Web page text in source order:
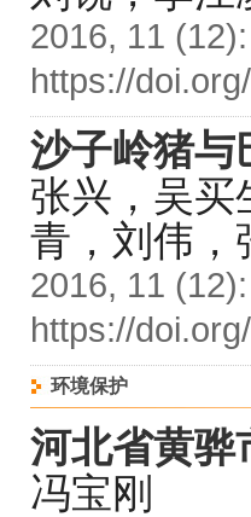
2016, 11
https://
沙子岭猪与
张兴，吴买
青，刘伟，
2016, 11
https://
环境保护
河北省黄骅
冯宝刚